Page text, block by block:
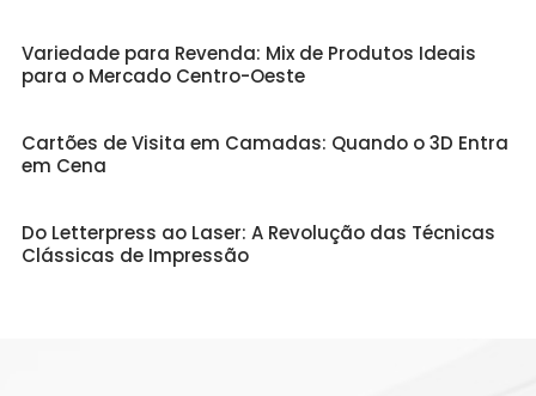
Variedade para Revenda: Mix de Produtos Ideais
para o Mercado Centro-Oeste
Cartões de Visita em Camadas: Quando o 3D Entra
em Cena
Do Letterpress ao Laser: A Revolução das Técnicas
Clássicas de Impressão